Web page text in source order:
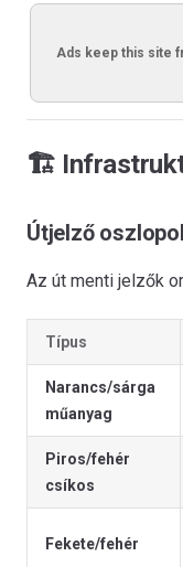
Ads keep this site
🏗️
Útjelző
Az út menti jelzők
Típus
Narancs/sárga
műanyag
Piros/fehér
csíkos
Fekete/fehér